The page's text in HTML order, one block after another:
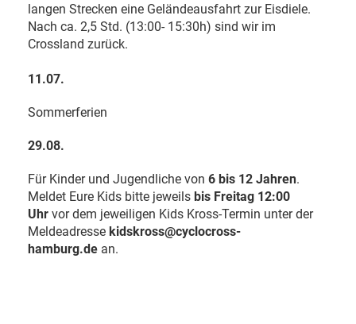
langen Strecken eine Geländeausfahrt zur Eisdiele.
Nach ca. 2,5 Std. (13:00- 15:30h) sind wir im
Crossland zurück.
11.07.
Sommerferien
29.08.
Für Kinder und Jugendliche von 6 bis 12 Jahren.
Meldet Eure Kids bitte jeweils bis Freitag 12:00
Uhr vor dem jeweiligen Kids Kross-Termin unter der
Meldeadresse kidskross@cyclocross-
hamburg.de an.